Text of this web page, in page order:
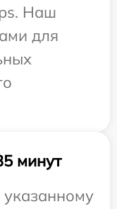
Наш
для
минут